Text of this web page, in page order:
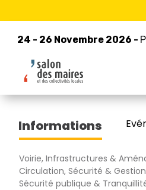
24 - 26 Novembre 2026 -
24 - 26 Novembre 2026 -
Retour à la liste des
IVICOM FRANCE
Informations
Voirie, Infrastructures &
Circulation, Sécurité &
Sécurité publique &